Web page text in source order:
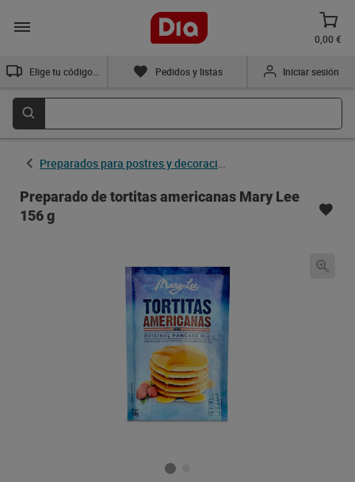
0,00 €
Pedidos y listas Iniciar sesión
Preparados para postres y decoración
Preparado de tortitas americanas Mary Lee
156 g